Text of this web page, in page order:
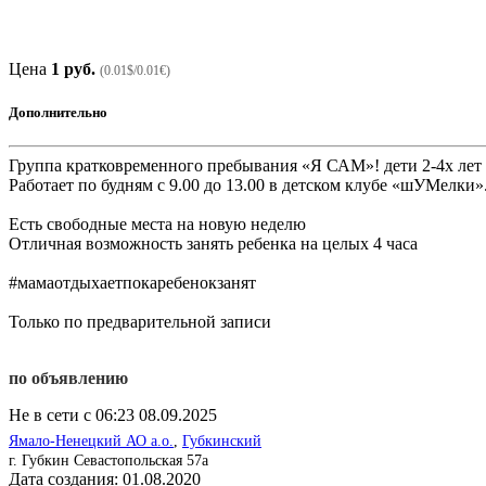
Цена 1 руб. (0.01$/0.01€)
Дополнительно
Группа кратковременного пребывания «Я САМ»! дети 2-4х лет
Работает по будням с 9.00 до 13.00 в детском клубе
Есть свободные места на новую неделю
Отличная возможность занять ребенка на целых 4 часа
#мамаотдыхаетпокаребенокзанят
Только по предварительной записи
по объявлению
Не в сети с 06:23 08.09.2025
Ямало-Ненецкий АО а.о.
Губкинский
г. Губкин Севастопольская 57а
Дата создания: 01.08.2020